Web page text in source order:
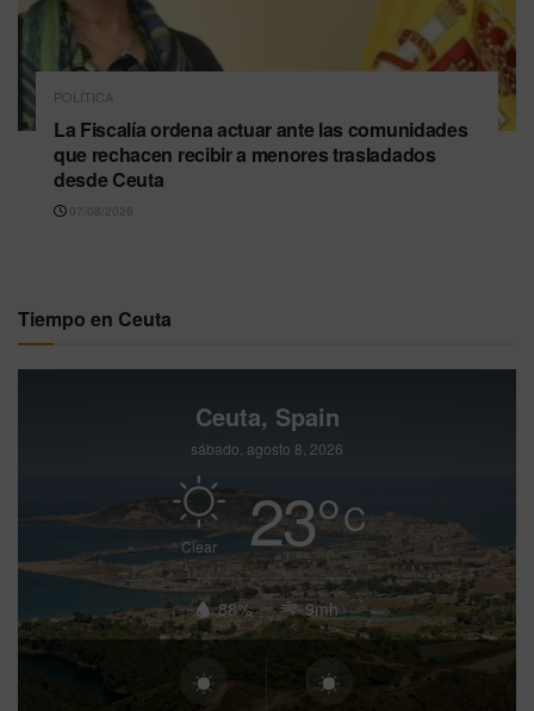
POLÍTICA
La Fiscalía ordena actuar ante las comunidades
que rechacen recibir a menores trasladados
desde Ceuta
07/08/2026
Tiempo en Ceuta
Ceuta, Spain
sábado, agosto 8, 2026
Clear 23°C
88% 9mh